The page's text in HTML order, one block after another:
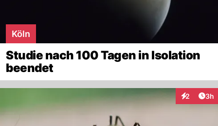
Köln
Studie nach 100 Tagen in Isolation
beendet
2 3h